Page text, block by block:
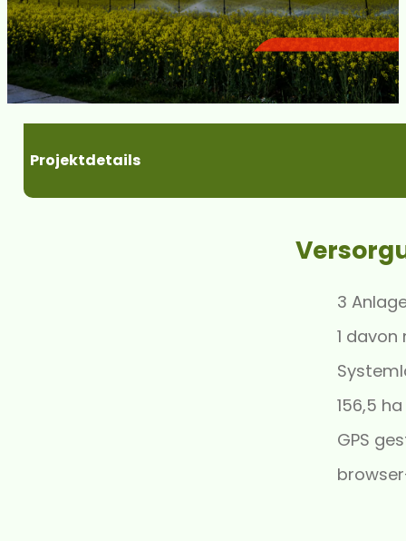
Projektdetails
3
1 davon
156,5
GPS